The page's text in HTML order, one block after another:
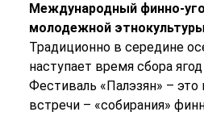
Международный финно-
молодежной
Традиционно в середине
наступает время сбора
Фестиваль «Палэзян» – это
встречи – «собирания»